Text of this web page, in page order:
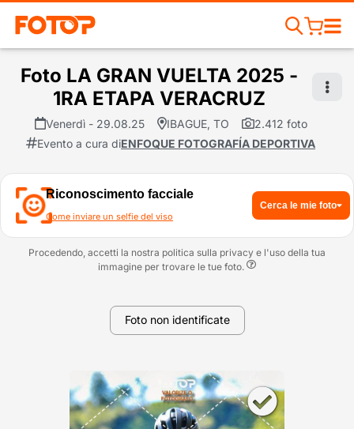
Foto LA GRAN VUELTA 2025 -
1RA ETAPA VERACRUZ
Venerdì - 29.08.25 IBAGUE, TO
2.412 foto
Evento a cura diENFOQUE FOTOGRAFÍA DEPORTIVA
Riconoscimento facciale
Come inviare un selfie del viso
Cerca le mie foto
Procedendo, accetti la nostra politica sulla privacy e l'uso della tua
immagine per trovare le tue foto.
Foto non identificate